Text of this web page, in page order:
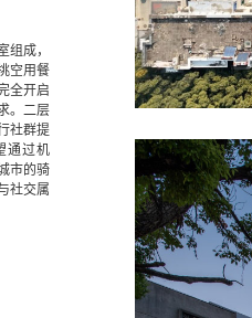
组成，
空用餐
全开启
。二层
社群提
通过机
市的骑
社交属